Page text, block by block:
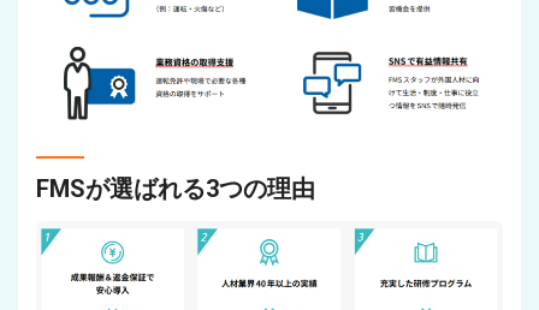
FMSが選ばれる3つの理由